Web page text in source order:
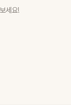
세요!